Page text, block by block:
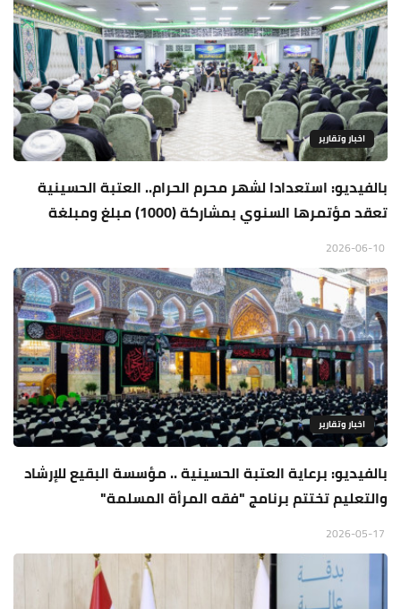
اخبار وتقارير
بالفيديو: استعدادا لشهر محرم الحرام.. العتبة الحسينية
تعقد مؤتمرها السنوي بمشاركة (1000) مبلغ ومبلغة
اخبار وتقارير
بالفيديو: برعاية العتبة الحسينية .. مؤسسة البقيع للإرشاد
والتعليم تختتم برنامج "فقه المرأة المسلمة"